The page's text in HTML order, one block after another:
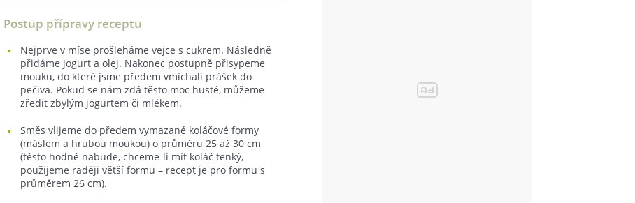
Postup přípravy receptu
Nejprve v míse prošleháme vejce s cukrem. Následně
přidáme jogurt a olej. Nakonec postupně přisypeme
mouku, do které jsme předem vmíchali prášek do
pečiva. Pokud se nám zdá těsto moc husté, můžeme
zředit zbylým jogurtem či mlékem.
Směs vlijeme do předem vymazané koláčové formy
(máslem a hrubou moukou) o průměru 25 až 30 cm
(těsto hodně nabude, chceme-li mít koláč tenký,
použijeme raději větší formu – recept je pro formu s
průměrem 26 cm).